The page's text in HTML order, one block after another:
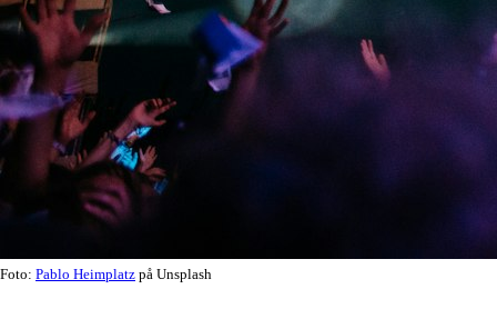
Foto: Pablo Heimplatz på Unsplash